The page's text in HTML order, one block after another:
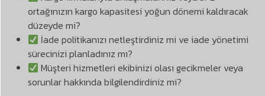
ortağınızın kargo kapasitesi yoğun dönemi kaldıracak
düzeyde mi?
İade politikanızı netleştirdiniz mi ve iade yönetimi
sürecinizi planladınız mı?
Müşteri hizmetleri ekibinizi olası gecikmeler veya
sorunlar hakkında bilgilendirdiniz mi?